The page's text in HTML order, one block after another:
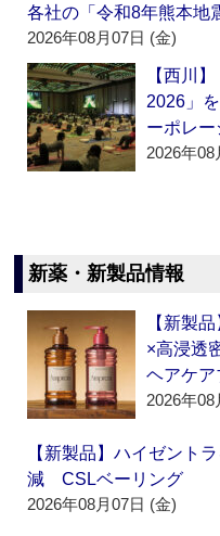
各社の「令和8年熊本地
2026年08月07日 (金)
【西川
2026」
ーポレ
2026年08
新薬・新製品情報
【新製
×高浸透
ヘアケ
2026年08
【新製品】ハイゼント
減 CSLベーリング
2026年08月07日 (金)